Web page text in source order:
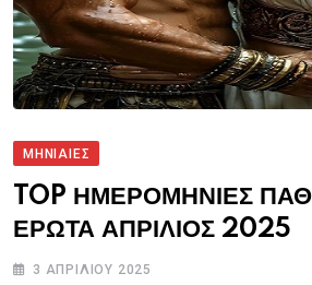
ΜΗΝΙΑΙΕΣ
TOP ΗΜΕΡΟΜΗΝΙΕΣ
ΕΡΩΤΑ ΑΠΡΙΛΙΟΣ 2025
3 ΑΠΡΙΛΊΟΥ 2025